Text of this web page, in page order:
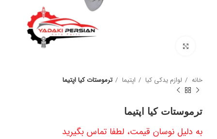
خانه لوازم یدکی کیا اپتیما ترموستات کیا اپتیما
ترموستات کیا اپتیما
به دلیل نوسان قیمت، لطفا تماس بگیرید